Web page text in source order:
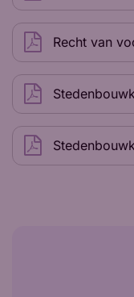
Recht van